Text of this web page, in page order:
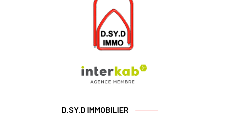
D.SY.D IMMOBILIER